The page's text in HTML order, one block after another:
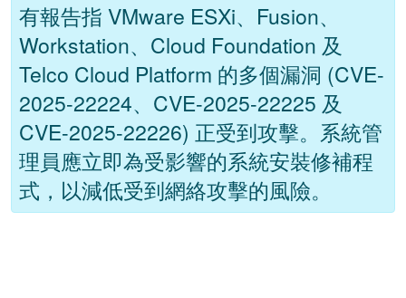
有報告指 VMware ESXi、Fusion、
Workstation、Cloud Foundation 及
Telco Cloud Platform 的多個漏洞 (CVE-
2025-22224、CVE-2025-22225 及
CVE-2025-22226) 正受到攻擊。系統管
理員應立即為受影響的系統安裝修補程
式，以減低受到網絡攻擊的風險。